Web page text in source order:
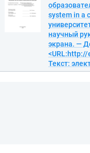
system in a
научный
экрана. —
Текст: